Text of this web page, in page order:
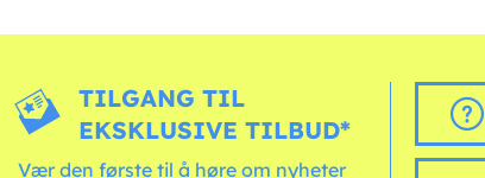
TILGANG TIL
EKSKLUSIVE TILBUD*
Vær den første til å høre om nyheter